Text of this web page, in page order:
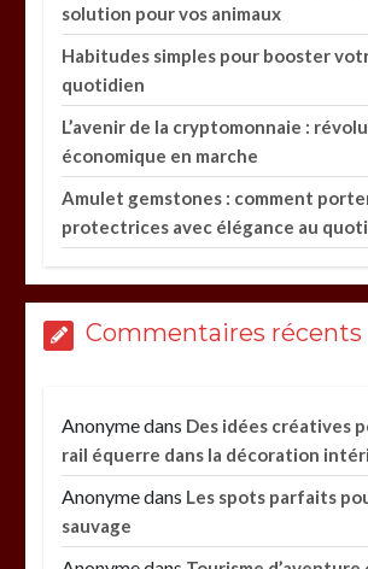
solution pour vos animaux
Habitudes simples pour booster
quotidien
L’avenir de la cryptomonnaie :
économique en marche
Amulet gemstones : comment
protectrices avec élégance au
Commentaires récents
Anonymedans Des idées créatives
rail équerre dans la décoration
Anonymedans Les spots parfaits
sauvage